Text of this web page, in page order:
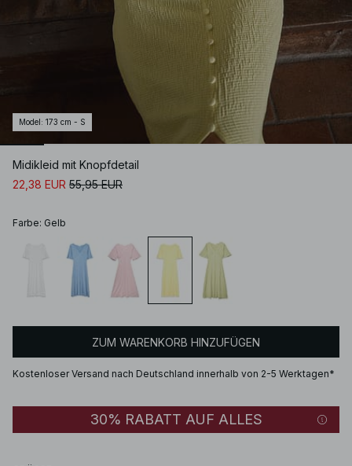
Model : 173 cm - S
Midikleid mit Knopfdetail
22,38 EUR 55,95 EUR
Farbe: Gelb
ZUM WARENKORB HINZUFÜGEN
Kostenloser Versand nach Deutschland innerhalb von 2-5 Werktagen*
30% RABATT AUF ALLES